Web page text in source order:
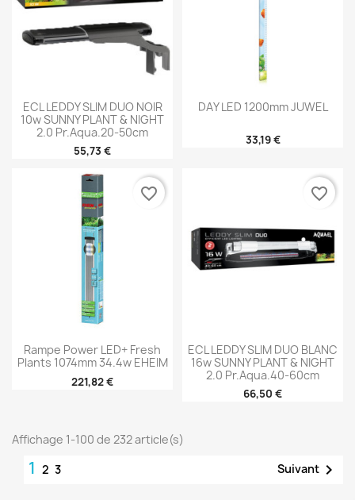
ECL LEDDY SLIM DUO NOIR
10w SUNNY PLANT & NIGHT
2.0 Pr.aqua.20-50cm
55,73 €
DAY LED 1200mm JUWEL
33,19 €
Rampe Power LED+ Fresh
Plants 1074mm 34.4w EHEIM
221,82 €
favorite_border
ECL LEDDY SLIM DUO BLANC
16w SUNNY PLANT & NIGHT
2.0 Pr.aqua.40-60cm
66,50 €
favorite_border
Affichage 1-100 de 232 article(s)
1 2 3 Suivant 